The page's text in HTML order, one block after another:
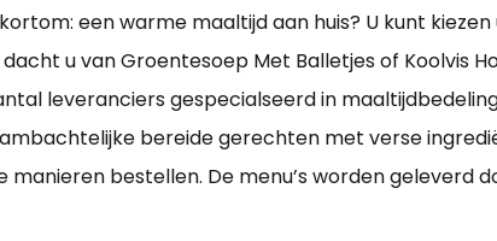
een warme maaltijd aan huis? U kunt
u van Groentesoep Met Balletjes of Koolvis
leveranciers gespecialseerd in
bereide gerechten met verse
bestellen. De menu’s worden geleverd